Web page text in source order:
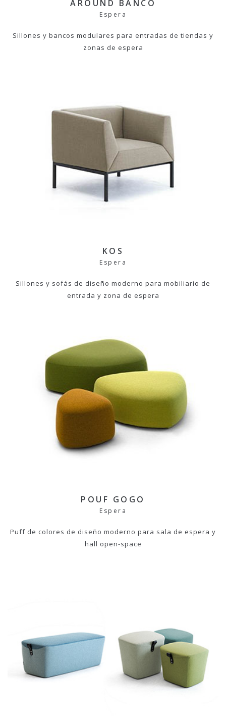
AROUND BANCO
Espera
Sillones y bancos modulares para entradas de tiendas y
zonas de espera
KOS
Espera
Sillones y sofás de diseño moderno para mobiliario de
entrada y zona de espera
POUF GOGO
Espera
Puff de colores de diseño moderno para sala de espera y
hall open-space